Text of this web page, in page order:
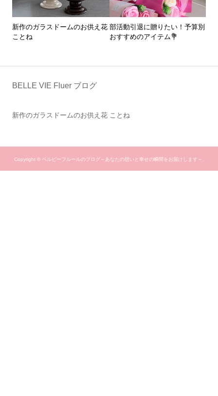
新作のガラスドームのお供え花
ことね
部活動引退に贈りたい！予算別
おすすめのアイテム💐
BELLE VIE Fluer ブログ
新作のガラスドームのお供え花 ことね
Copyright © ベルビーフルールのブログ～あなたの想いと幸せの瞬間をお届けします～.